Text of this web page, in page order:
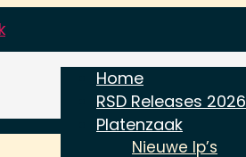
Home
RSD Releases 2026
Platenzaak
Nieuwe lp’s